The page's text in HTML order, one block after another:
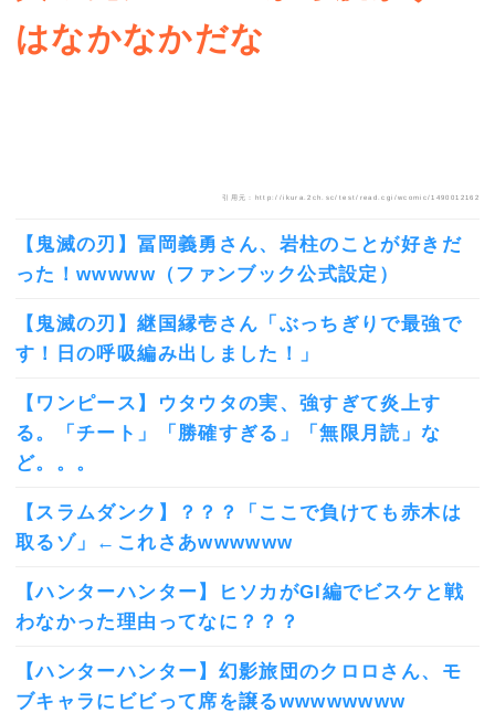
はなかなかだな
引用元：http://ikura.2ch.sc/test/read.cgi/wcomic/1490012162
【鬼滅の刃】冨岡義勇さん、岩柱のことが好きだ
った！wwwww（ファンブック公式設定）
【鬼滅の刃】継国縁壱さん「ぶっちぎりで最強で
す！日の呼吸編み出しました！」
【ワンピース】ウタウタの実、強すぎて炎上す
る。「チート」「勝確すぎる」「無限月読」な
ど。。。
【スラムダンク】？？？「ここで負けても赤木は
取るゾ」←これさあwwwwww
【ハンターハンター】ヒソカがGI編でビスケと戦
わなかった理由ってなに？？？
【ハンターハンター】幻影旅団のクロロさん、モ
ブキャラにビビって席を譲るwwwwwwww